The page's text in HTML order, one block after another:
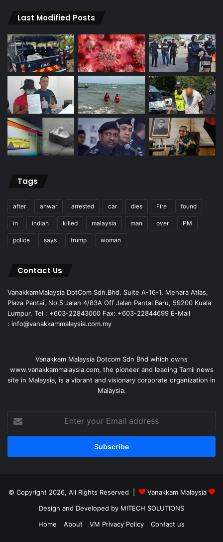
Last Modified Posts
Tags
after anwar arrested car dies Fire found
in indian killed malaysia man over PM
police says trump woman
Contact Us
VanakkamMalaysia DotCom Sdn.Bhd. Suite A-16-1, Menara Atlas,
Plaza Pantai, No.5 Jalan 4/83A Off Jalan Pantai Baru, 59200 Kuala
Lumpur. Tel : +603-22843000 Fax: +603-22844699 E-Mail
: info@vanakkammalaysia.com.my
Vanakkam Malaysia Dotcom Sdn Bhd which owns
www.vanakkammalaysia.com, the pioneer and leading Tamil news
site in Malaysia, is a vibrant and visionary corporate organization in
Malaysia.
your
Email
© Copyright 2026, All Rights Reserved |
Vanakkam Malaysia
Design and Developed by MITECH SOLUTIONS
Home
About VM Privacy Policy Contact us